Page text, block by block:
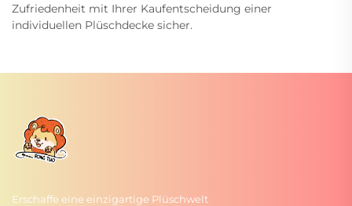
Zufriedenheit mit Ihrer Kaufentscheidung einer
individuellen Plüschdecke sicher.
Erschaffe eine einzigartige Plüschwelt